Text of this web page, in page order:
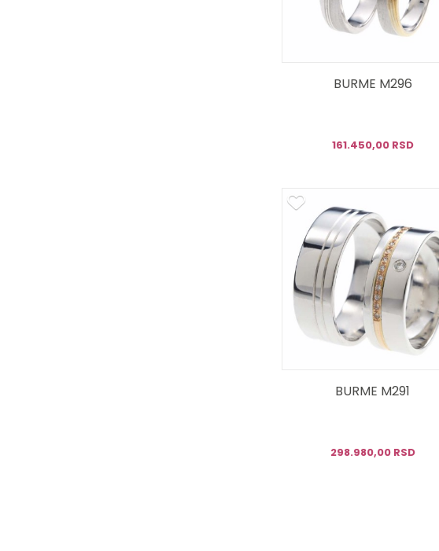
BURME M296
161.450,00 RSD
BURME M291
298.980,00 RSD